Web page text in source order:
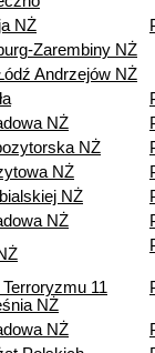
NŻ
Zarembiny NŻ
Andrzejów NŻ
NŻ
NŻ
NŻ
NŻ
NŻ
11
NŻ
NŻ